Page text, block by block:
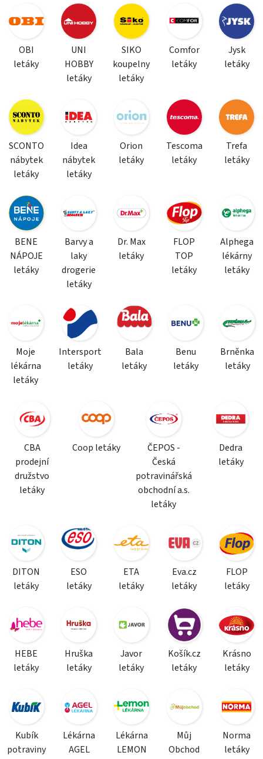
OBI
letáky
UNI
HOBBY
letáky
SIKO
koupelny
letáky
Comfor
letáky
Jysk
letáky
SCONTO
nábytek
letáky
Idea
nábytek
letáky
Orion
letáky
Tescoma
letáky
Trefa
letáky
BENE
NÁPOJE
letáky
Barvy a
laky
drogerie
letáky
Dr. Max
letáky
FLOP
TOP
letáky
Alphega
lékárny
letáky
Moje
lékárna
letáky
Intersport
letáky
Bala
letáky
Benu
letáky
Brněnka
letáky
CBA
prodejní
družstvo
letáky
Coop letáky
ČEPOS -
Česká
potravinářská
obchodní a.s.
letáky
Dedra
letáky
DITON
letáky
ESO
letáky
ETA
letáky
Eva.cz
letáky
FLOP
letáky
HEBE
letáky
Hruška
letáky
Javor
letáky
Košík.cz
letáky
Krásno
letáky
Kubík
potraviny
Lékárna
AGEL
Lékárna
LEMON
Můj
Obchod
Norma
letáky